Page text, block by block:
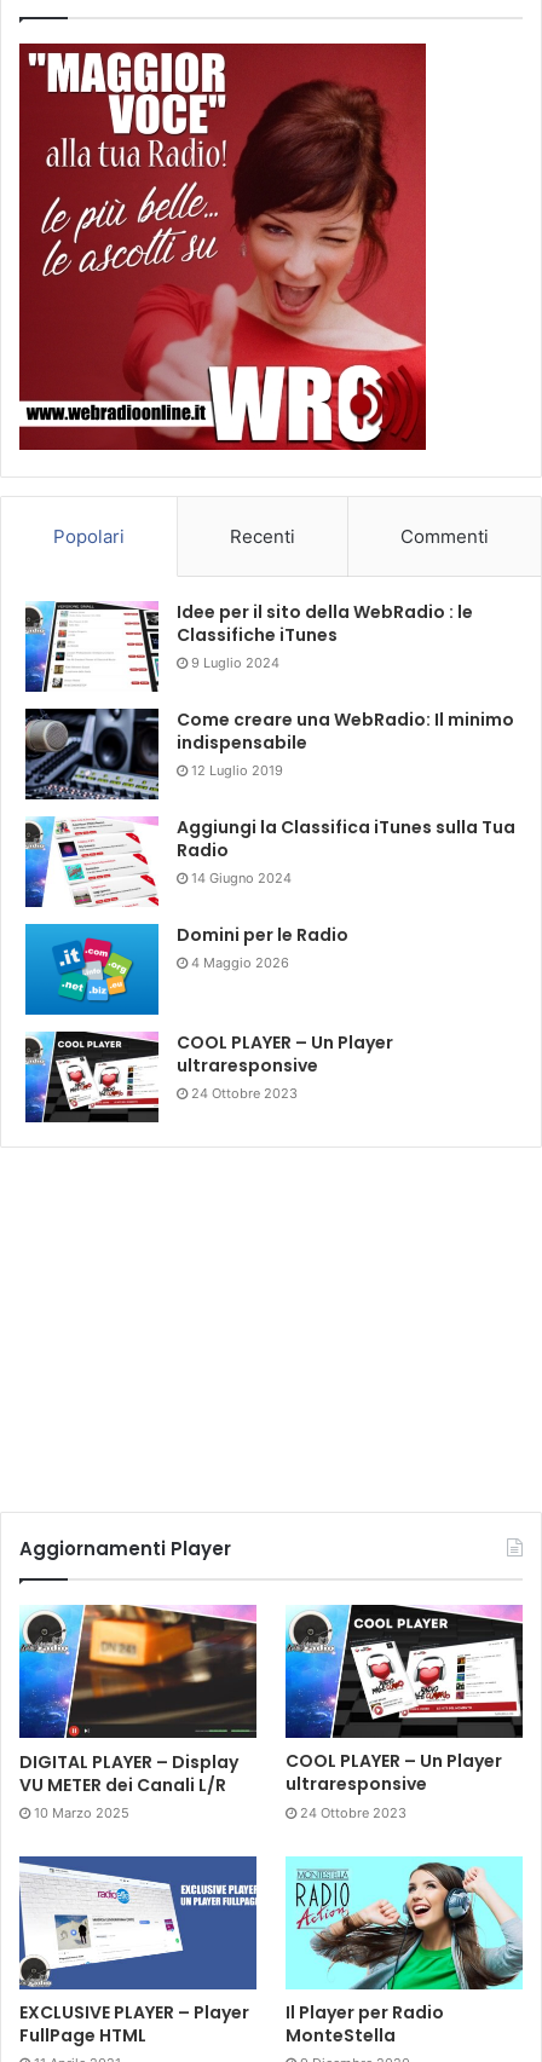
Popolari Recenti Commenti
Idee per il sito della WebRadio : le
Classifiche iTunes
9 Luglio 2024
Come creare una WebRadio: Il minimo
indispensabile
12 Luglio 2019
Aggiungi la Classifica iTunes sulla Tua
Radio
14 Giugno 2024
Domini per le Radio
4 Maggio 2026
COOL PLAYER – Un Player
ultraresponsive
24 Ottobre 2023
Aggiornamenti Player
DIGITAL PLAYER – Display
VU METER dei Canali L/R
10 Marzo 2025
COOL PLAYER – Un Player
ultraresponsive
24 Ottobre 2023
EXCLUSIVE PLAYER – Player
FullPage HTML
Il Player per Radio
MonteStella